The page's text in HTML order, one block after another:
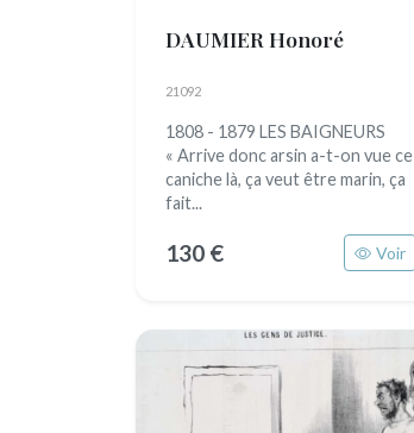
DAUMIER Honoré
21092
1808 - 1879 LES BAIGNEURS
« Arrive donc arsin a-t-on vue ce
caniche là, ça veut être marin, ça
fait...
130 € Voir